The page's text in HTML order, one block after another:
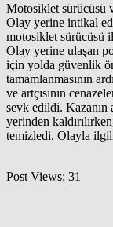
Motosiklet sürücüsü
Olay yerine intikal
motosiklet sürücüsü
Olay yerine ulaşan
için yolda güvenlik
tamamlanmasının
ve artçısının
sevk edildi. Kazanın
yerinden
temizledi. Olayla
Post Views: 31